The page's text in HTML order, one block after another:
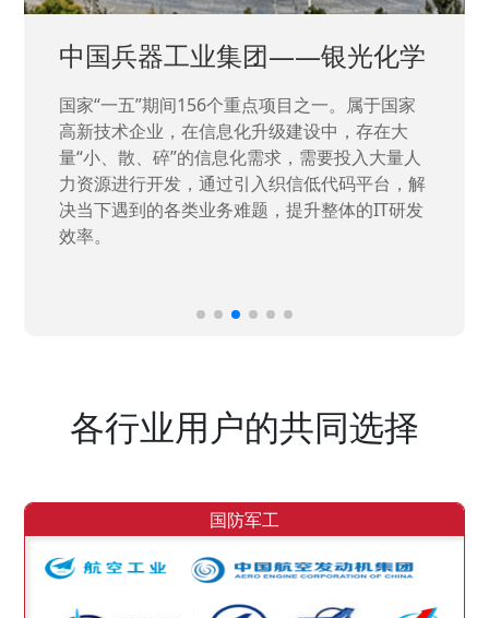
中国兵器工业集团——银光化学
国家“一五”期间156个重点项目之一。属于国家
高新技术企业，在信息化升级建设中，存在大
量“小、散、碎”的信息化需求，需要投入大量人
力资源进行开发，通过引入织信低代码平台，解
决当下遇到的各类业务难题，提升整体的IT研发
效率。
各行业用户的共同选择
国防军工